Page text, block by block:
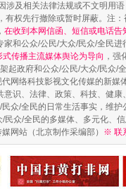
及相关法律法规或不文明用
有权先行撤除或暂时屏蔽。注
在收到本网信函、短信或电话告
和公众/公民/大众/民众/全民
传播主流媒体舆论为导向 ，
起政府和公众/公民/大众/民众
网络科技影视文化传媒的新
识、法律、政策、科技、健
众/全民的日常生活事实，维
民众/全民的多媒体、多元化、信
网站（北京制作采编部） ※ 联